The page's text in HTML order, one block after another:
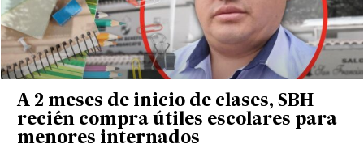
A 2 meses de inicio de clases, SBH
recién compra útiles escolares para
menores internados